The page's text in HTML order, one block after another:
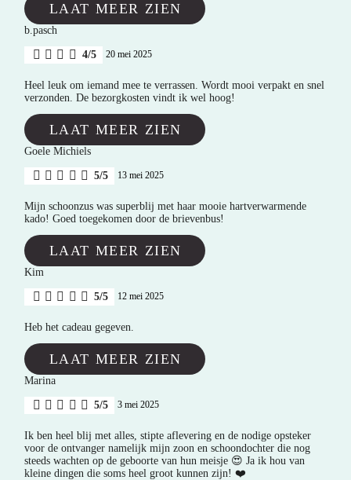
LAAT MEER ZIEN
b.pasch
4/5 20 mei 2025
Heel leuk om iemand mee te verrassen. Wordt mooi verpakt en snel
verzonden. De bezorgkosten vindt ik wel hoog!
LAAT MEER ZIEN
Goele Michiels
5/5 13 mei 2025
Mijn schoonzus was superblij met haar mooie hartverwarmende
kado! Goed toegekomen door de brievenbus!
LAAT MEER ZIEN
Kim
5/5 12 mei 2025
Heb het cadeau gegeven.
LAAT MEER ZIEN
Marina
5/5 3 mei 2025
Ik ben heel blij met alles, stipte aflevering en de nodige opsteker
voor de ontvanger namelijk mijn zoon en schoondochter die nog
steeds wachten op de geboorte van hun meisje 😍 Ja ik hou van
kleine dingen die soms heel groot kunnen zijn! ❤️